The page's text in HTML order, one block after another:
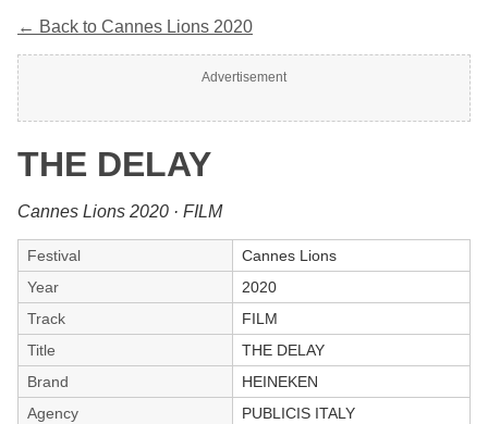
← Back to Cannes Lions 2020
Advertisement
THE DELAY
Cannes Lions 2020 · FILM
Festival
Cannes Lions
Year
2020
Track
FILM
Title
THE DELAY
Brand
HEINEKEN
Agency
PUBLICIS ITALY